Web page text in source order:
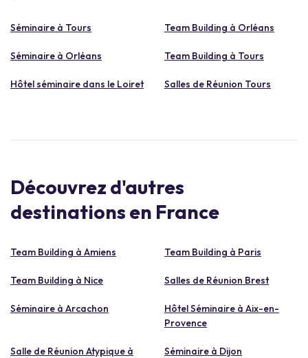
Séminaire à Tours Team Building à Orléans
Séminaire à Orléans Team Building à Tours
Hôtel séminaire dans le Loiret Salles de Réunion Tours
Découvrez d'autres
destinations en France
Team Building à Amiens Team Building à Paris
Team Building à Nice Salles de Réunion Brest
Séminaire à Arcachon
Hôtel Séminaire à Aix-en-
Provence
Salle de Réunion Atypique à
Séminaire à Dijon